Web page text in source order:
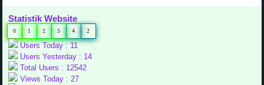
Statistik Website
0 1 2 5 4 2
Users Today : 11
Users Yesterday : 14
Total Users : 12542
Views Today : 27